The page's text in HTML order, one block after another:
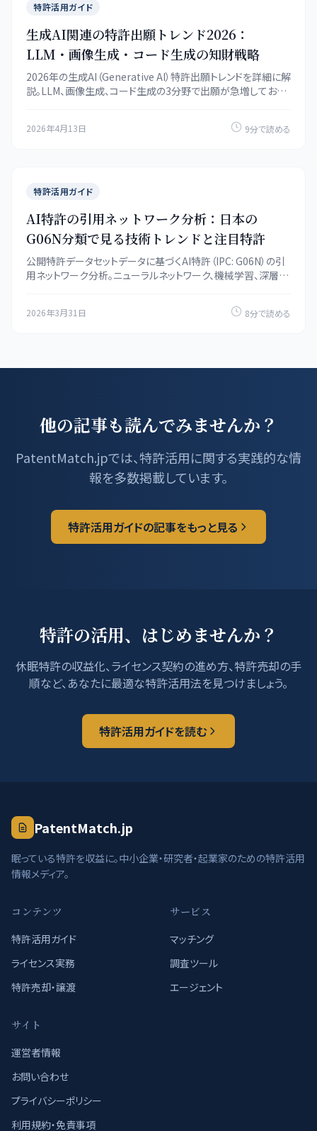
特許活用ガイド
生成AI関連の特許出願トレンド2026：
LLM・画像生成・コード生成の知財戦略
2026年の生成AI（Generative AI）特許出願トレンドを詳細に解
説。LLM、画像生成、コード生成の3分野で出願が急増しており、
2026年4月13日 9分で読める
特許活用ガイド
AI特許の引用ネットワーク分析：日本の
G06N分類で見る技術トレンドと注目特許
公開特許データセットデータに基づくAI特許（IPC: G06N）の引
用ネットワーク分析。ニューラルネットワーク、機械学習、深層学
2026年3月31日 8分で読める
他の記事も読んでみませんか？
PatentMatch.jpでは、特許活用に関する実践的な情
報を多数掲載しています。
特許活用ガイドの記事をもっと見る
特許の活用、はじめませんか？
休眠特許の収益化、ライセンス契約の進め方、特許売却の手
順など、あなたに最適な特許活用法を見つけましょう。
特許活用ガイドを読む
PatentMatch.jp
眠っている特許を収益に。中小企業・研究者・起業家のための特許活用
情報メディア。
コンテンツ
特許活用ガイド
ライセンス実務
特許売却・譲渡
サービス
マッチング
調査ツール
エージェント
サイト
運営者情報
お問い合わせ
プライバシーポリシー
利用規約・免責事項